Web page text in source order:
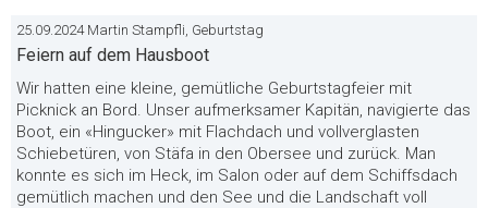
25.09.2024 Martin Stampfli, Geburtstag
Feiern auf dem Hausboot
Wir hatten eine kleine, gemütliche Geburtstagfeier mit
Picknick an Bord. Unser aufmerksamer Kapitän, navigierte das
Boot, ein «Hingucker» mit Flachdach und vollverglasten
Schiebetüren, von Stäfa in den Obersee und zurück. Man
konnte es sich im Heck, im Salon oder auf dem Schiffsdach
gemütlich machen und den See und die Landschaft voll